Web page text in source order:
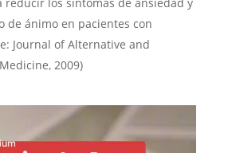
de ánimo en pacientes con
Journal of Alternative and
2009)